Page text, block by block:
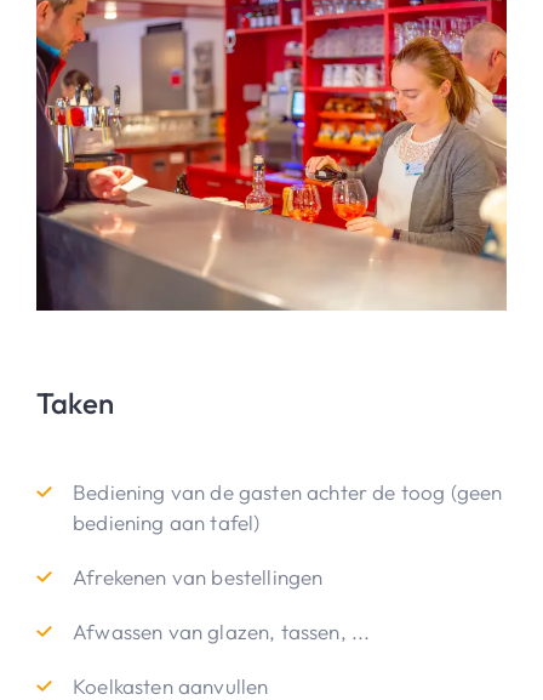
Taken
Bediening van de gasten achter de toog (geen
bediening aan tafel)
Afrekenen van bestellingen
Afwassen van glazen, tassen, ...
Koelkasten aanvullen